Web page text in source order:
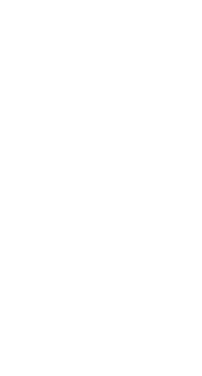
= \frac{\partial}{\partial y}
= \frac 12 \sqrt{\frac{x}{1 +
- \frac{\mathrm
d x} \left(\frac{y'}{\sqrt{x
(y')^2 \right)}} = C